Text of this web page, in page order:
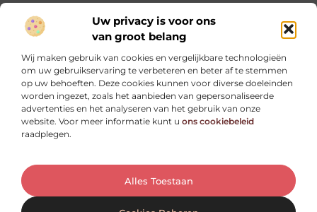
Uw privacy is voor ons
van groot belang
Wij maken gebruik van cookies en vergelijkbare technologieën
om uw gebruikservaring te verbeteren en beter af te stemmen
op uw behoeften. Deze cookies kunnen voor diverse doeleinden
worden ingezet, zoals het aanbieden van gepersonaliseerde
advertenties en het analyseren van het gebruik van onze
website. Voor meer informatie kunt u ons cookiebeleid
raadplegen.
Alles Toestaan Ga Naar
Onze informatie
Bericht categorie
@2025 gezondetip.nl. All Right Reserved.